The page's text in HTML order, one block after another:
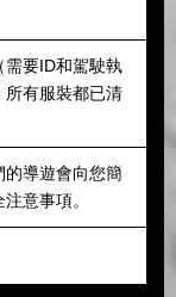
需要ID和駕駛執
所有服裝都已清
導遊會向您簡
意事項。